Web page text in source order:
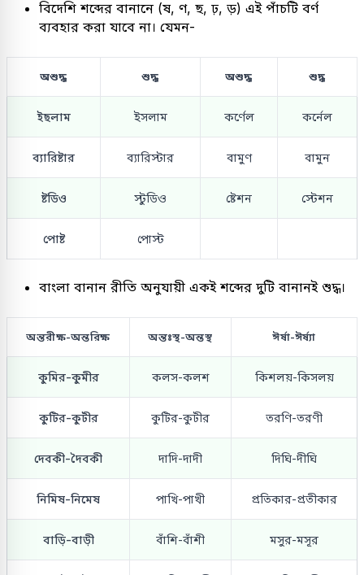
বিদেশি শব্দের বানানে (ষ, ণ, ছ, ঢ়, ড়) এই পাঁচটি বর্ণ
ব্যবহার করা যাবে না। যেমন-
অশুদ্ধ শুদ্ধ অশুদ্ধ শুদ্ধ
ইছলাম ইসলাম কর্ণেল কর্নেল
ব্যারিষ্টার ব্যারিস্টার বামুণ বামুন
ষ্টডিও স্টুডিও ষ্টেশন স্টেশন
পোষ্ট পোস্ট
বাংলা বানান রীতি অনুযায়ী একই শব্দের দুটি বানানই শুদ্ধ।
অন্তরীক্ষ-অন্তরিক্ষ অন্তঃস্থ-অন্তস্থ ঈর্ষা-ঈর্ষ্যা
কুমির-কুমীর কলস-কলশ কিশলয়-কিসলয়
কুটির-কুটীর কুটির-কুটীর তরণি-তরণী
দেবকী-দৈবকী দাদি-দাদী দিঘি-দীঘি
নিমিষ-নিমেষ পাখি-পাখী প্রতিকার-প্রতীকার
বাড়ি-বাড়ী বাঁশি-বাঁশী মসুর-মসূর